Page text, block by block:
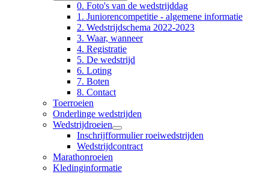
0. Foto's van de wedstrijddag
1. Juniorencompetitie - algemene informatie
2. Wedstrijdschema 2022-2023
3. Waar, wanneer
4. Registratie
5. De wedstrijd
6. Loting
7. Boten
8. Contact
Toerroeien
Onderlinge wedstrijden
Wedstrijdroeien
Inschrijfformulier roeiwedstrijden
Wedstrijdcontract
Marathonroeien
Kledinginformatie